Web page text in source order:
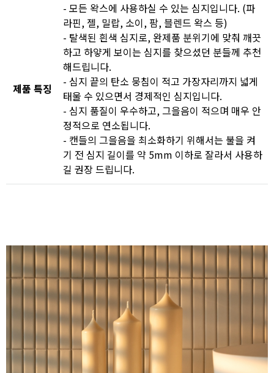
제품 특징
- 모든 왁스에 사용하실 수 있는 심지입니다. (파
라핀, 젤, 밀랍, 소이, 팜, 블렌드 왁스 등)
- 탈색된 흰색 심지로, 완제품 분위기에 맞춰 깨끗
하고 하얗게 보이는 심지를 찾으셨던 분들께 추천
해드립니다.
- 심지 끝의 탄소 뭉침이 적고 가장자리까지 넓게
태울 수 있으면서 경제적인 심지입니다.
- 심지 품질이 우수하고, 그을음이 적으며 매우 안
정적으로 연소됩니다.
- 캔들의 그을음을 최소화하기 위해서는 불을 켜
기 전 심지 길이를 약 5mm 이하로 잘라서 사용하
길 권장 드립니다.